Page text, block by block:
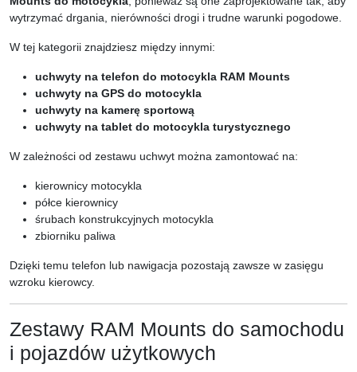
wytrzymać drgania, nierówności drogi i trudne warunki pogodowe.
W tej kategorii znajdziesz między innymi:
uchwyty na telefon do motocykla RAM Mounts
uchwyty na GPS do motocykla
uchwyty na kamerę sportową
uchwyty na tablet do motocykla turystycznego
W zależności od zestawu uchwyt można zamontować na:
kierownicy motocykla
półce kierownicy
śrubach konstrukcyjnych motocykla
zbiorniku paliwa
Dzięki temu telefon lub nawigacja pozostają zawsze w zasięgu
wzroku kierowcy.
Zestawy RAM Mounts do samochodu
i pojazdów użytkowych